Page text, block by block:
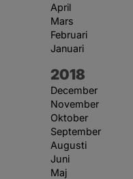
April
Mars
Februari
Januari
År:
2018
December
November
Oktober
September
Augusti
Juni
Maj